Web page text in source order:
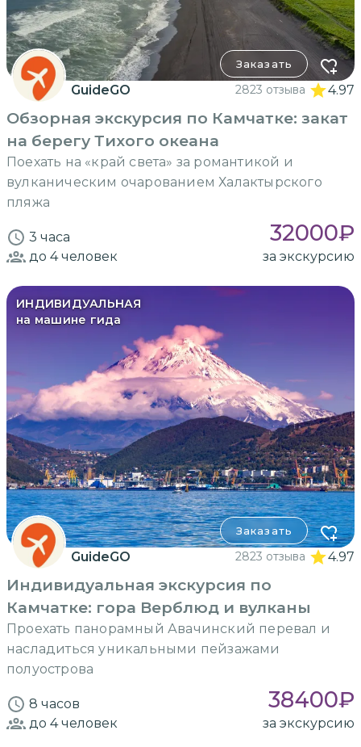
Заказать
GuideGO 2823 отзыва 4.97
Обзорная экскурсия по Камчатке: закат
на берегу Тихого океана
Поехать на «край света» за романтикой и
вулканическим очарованием Халактырского
пляжа
3 часа 32000₽
до 4человек за экскурсию
ИНДИВИДУАЛЬНАЯ
на машине гида
Заказать
GuideGO 2823 отзыва 4.97
Индивидуальная экскурсия по
Камчатке: гора Верблюд и вулканы
Проехать панорамный Авачинский перевал и
насладиться уникальными пейзажами
полуострова
8 часов 38400₽
до 4человек за экскурсию